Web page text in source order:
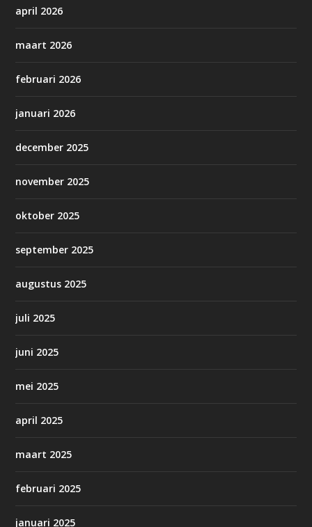
april 2026
maart 2026
februari 2026
januari 2026
december 2025
november 2025
oktober 2025
september 2025
augustus 2025
juli 2025
juni 2025
mei 2025
april 2025
maart 2025
februari 2025
januari 2025